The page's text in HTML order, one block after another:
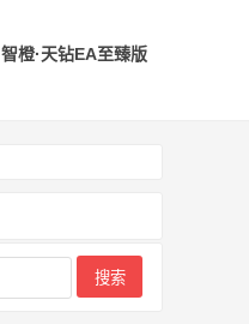
智橙·天钻EA至臻版